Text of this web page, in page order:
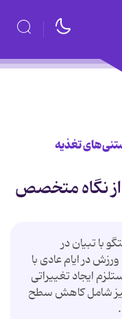
تغذیه
از نگاه متخصص
با تبیان در
در ایام عادی با
ایجاد تغییراتی
نیز شامل کاهش سطح